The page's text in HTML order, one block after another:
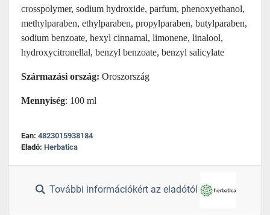
crosspolymer, sodium hydroxide, parfum, phenoxyethanol,
methylparaben, ethylparaben, propylparaben, butylparaben,
sodium benzoate, hexyl cinnamal, limonene, linalool,
hydroxycitronellal, benzyl benzoate, benzyl salicylate
Származási ország: Oroszország
Mennyiség: 100 ml
Ean: 4823015938184
Eladó: Herbatica
További információkért az eladótól